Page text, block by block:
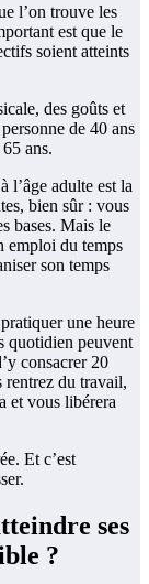
l’on trouve les
est que le
soient atteints
des goûts et
de 40 ans
ans.
l’âge adulte est la
bien sûr : vous
bases. Mais le
emploi du temps
son temps
une heure
quotidien peuvent
consacrer 20
rentrez du travail,
et vous libérera
Et c’est
ses
?